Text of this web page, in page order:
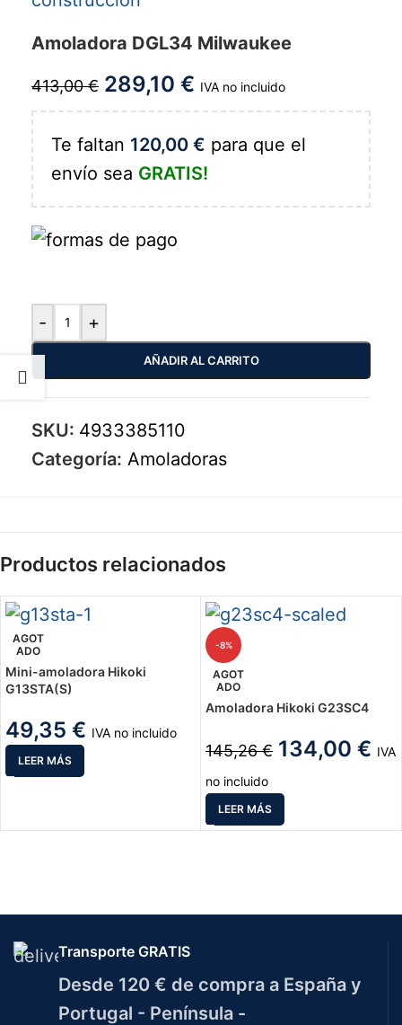
Amoladora DGL34 Milwaukee
413,00€ 289,10 € IVA no incluido
Te faltan 120,00 € para que el
envío sea GRATIS!
- +
AÑADIR AL CARRITO
SKU: 4933385110
Categoría: Amoladoras
Productos relacionados
AGOT
ADO
Mini-amoladora Hikoki
G13STA(S)
49,35 € IVA no incluido
LEER MÁS
-8%
AGOT
ADO
Amoladora Hikoki G23SC4
145,26€ 134,00 € IVA
no incluido
LEER MÁS
Transporte GRATIS
Desde 120 € de compra a España y
Portugal - Península -